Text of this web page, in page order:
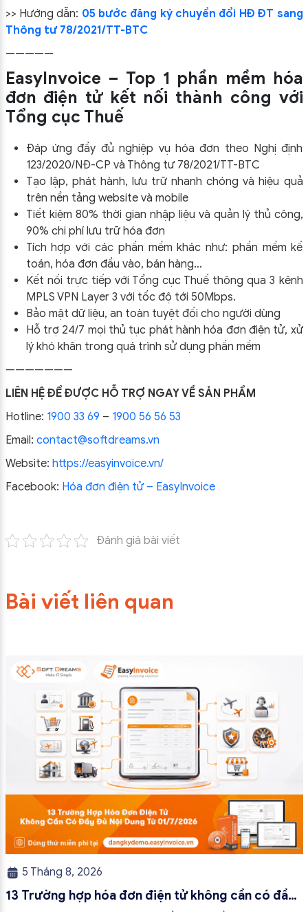
>> Hướng dẫn: 05 bước đăng ký chuyển đổi HĐ ĐT sang
Thông tư 78/2021/TT-BTC
—————
EasyInvoice – Top 1 phần mềm hóa
đơn điện tử kết nối thành công với
Tổng cục Thuế
Đáp ứng đầy đủ nghiệp vụ hóa đơn theo Nghị định
123/2020/NĐ-CP và Thông tư 78/2021/TT-BTC
Tạo lập, phát hành, lưu trữ nhanh chóng và hiệu quả
trên nền tảng website và mobile
Tiết kiệm 80% thời gian nhập liệu và quản lý thủ công,
90% chi phí lưu trữ hóa đơn
Tích hợp với các phần mềm khác như: phần mềm kế
toán, hóa đơn đầu vào, bán hàng…
Kết nối trực tiếp với Tổng cục Thuế thông qua 3 kênh
MPLS VPN Layer 3 với tốc độ tới 50Mbps.
Bảo mật dữ liệu, an toàn tuyệt đối cho người dùng
Hỗ trợ 24/7 mọi thủ tục phát hành hóa đơn điện tử, xử
lý khó khăn trong quá trình sử dụng phần mềm
———————
LIÊN HỆ ĐỂ ĐƯỢC HỖ TRỢ NGAY VỀ SẢN PHẨM
Hotline: 1900 33 69 – 1900 56 56 53
Email: contact@softdreams.vn
Website: https://easyinvoice.vn/
Facebook: Hóa đơn điện tử – EasyInvoice
Đánh giá bài viết
Bài viết liên quan
5 Tháng 8, 2026
13 Trường hợp hóa đơn điện tử không cần có đầy